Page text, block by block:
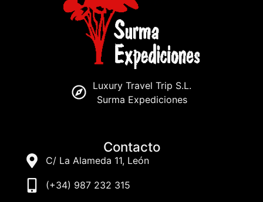
Luxury Travel Trip S.L.
Surma Expediciones
Contacto
C/ La Alameda 11, León
(+34) 987 232 315